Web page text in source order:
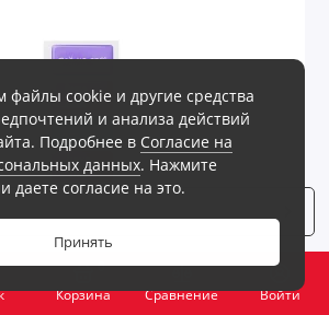
Корзина
0
Сравнение
Войти
Код товара: 3.161763
файлы cookie и другие средства
и анализа действий
Подробнее в Согласие на
данных. Нажмите
даете согласие на это.
Принять